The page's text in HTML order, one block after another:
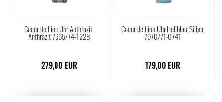
Coeur de Lion Uhr Anthrazit-
Anthrazit 7665/74-1228
279,00 EUR
Coeur de Lion Uhr Hellblau-Silber
7670/71-0741
179,00 EUR